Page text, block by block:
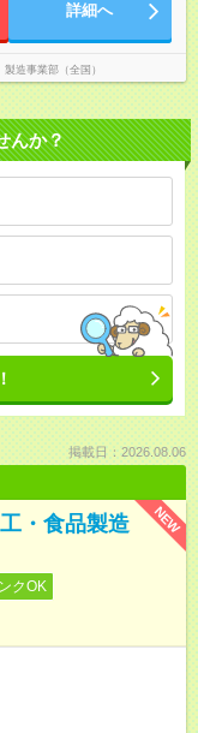
詳細へ
造事業部（全国）
んか？
掲載日：2026.08.06
NEW
・食品製造
クOK